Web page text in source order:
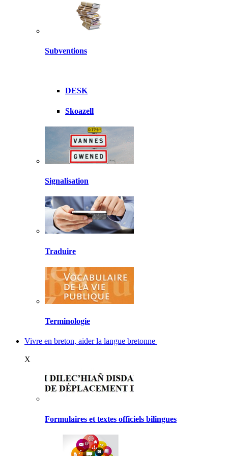
Subventions
DESK
Skoazell
Signalisation
Traduire
Terminologie
Vivre en breton, aider la langue bretonne
X
Formulaires et textes officiels bilingues